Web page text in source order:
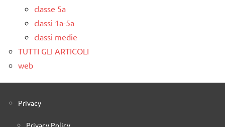
classe 5a
classi 1a-5a
classi medie
TUTTI GLI ARTICOLI
web
Privacy
Privacy Policy